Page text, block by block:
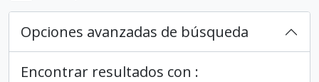
Opciones avanzadas de búsqueda
Encontrar resultados con :